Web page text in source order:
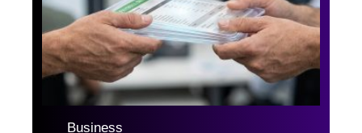
Business